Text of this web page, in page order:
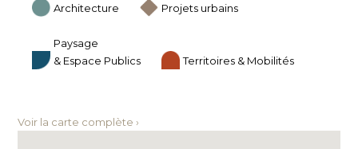
Architecture Projets urbains
Paysage
& Espace Publics
Territoires & Mobilités
Voir la carte complète ›